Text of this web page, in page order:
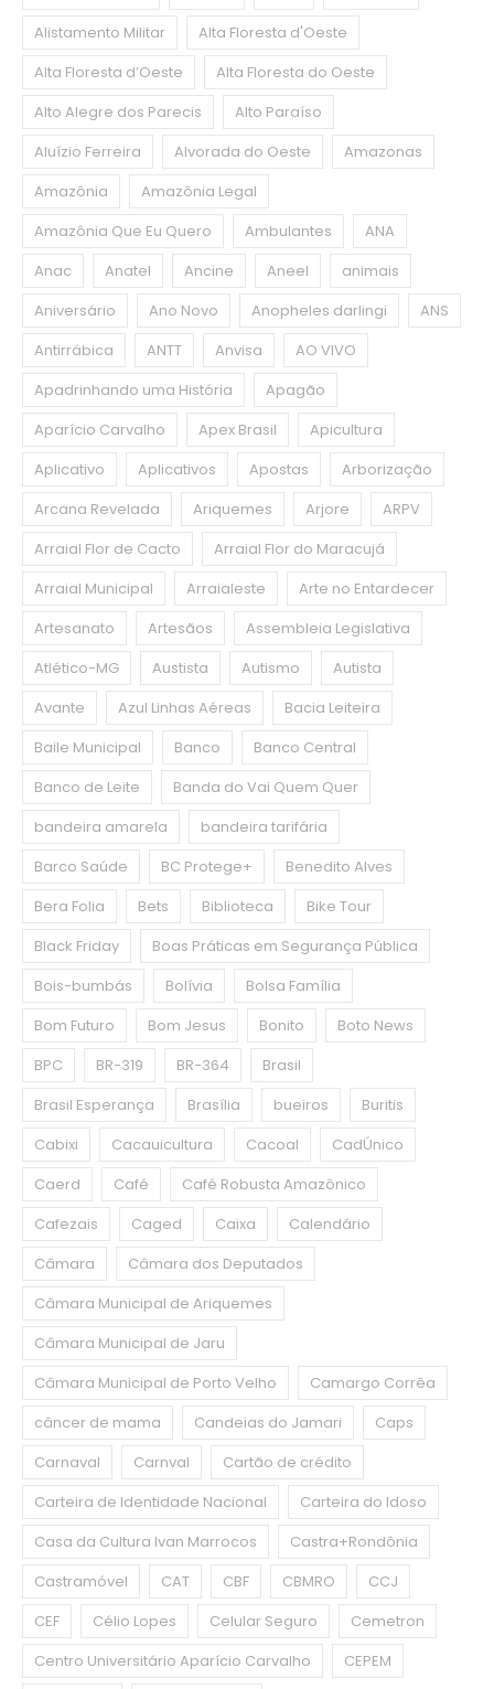
Alistamento Militar
Alta Floresta d'Oeste
Alta Floresta d’Oeste
Alta Floresta do Oeste
Alto Alegre dos Parecis
Alto Paraíso
Aluízio Ferreira
Alvorada do Oeste
Amazonas
Amazônia
Amazônia Legal
Amazônia Que Eu Quero
Ambulantes
ANA
Anac
Anatel Ancine Aneel
animais
Aniversário
Ano Novo Anopheles darlingi
ANS
Antirrábica
ANTT Anvisa
AO VIVO
Apadrinhando uma História
Apagão
Aparício Carvalho
Apex Brasil
Apicultura
Aplicativo
Aplicativos Apostas
Arborização
Arcana Revelada
Ariquemes Arjore
ARPV
Arraial Flor de Cacto
Arraial Flor do Maracujá
Arraial Municipal
Arraialeste
Arte no Entardecer
Artesanato
Artesãos
Assembleia Legislativa
Atlético-MG
Austista Autismo
Autista
Avante
Azul Linhas Aéreas
Bacia Leiteira
Baile Municipal
Banco
Banco Central
Banco de Leite
Banda do Vai Quem Quer
bandeira amarela
bandeira tarifária
Barco Saúde
BC Protege+
Benedito Alves
Bera Folia
Bets Biblioteca
Bike Tour
Black Friday
Boas Práticas em Segurança Pública
Bois-bumbás
Bolívia
Bolsa Família
Bom Futuro
Bom Jesus Bonito
Boto News
BPC
BR-319 BR-364
Brasil
Brasil Esperança
Brasília bueiros
Buritis
Cabixi
Cacauicultura Cacoal
CadÚnico
Caerd
Café
Café Robusta Amazônico
Cafezais
Caged Caixa
Calendário
Câmara
Câmara dos Deputados
Câmara Municipal de Ariquemes
Câmara Municipal de Jaru
Câmara Municipal de Porto Velho
Camargo Corrêa
câncer de mama
Candeias do Jamari
Caps
Carnaval
Carnval
Cartão de crédito
Carteira de Identidade Nacional
Carteira do Idoso
Casa da Cultura Ivan Marrocos
Castra+Rondônia
Castramóvel
CAT CBF CBMRO
CCJ
CEF
Célio Lopes Celular Seguro
Cemetron
Centro Universitário Aparício Carvalho
CEPEM